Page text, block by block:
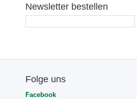
Newsletter bestellen
Folge uns
Facebook